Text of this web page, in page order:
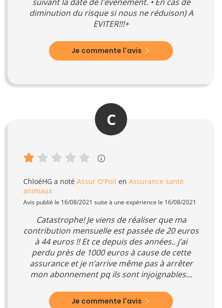
diminution du risque si nous ne réduison) A
EVITER!!!+
Je commente l'avis
C
ChloéHG a noté Assur O'Poil en Assurance santé
animaux
Avis publié le 16/08/2021 suite à une expérience le 16/08/2021
Catastrophe! Je viens de réaliser que ma
contribution mensuelle est passée de 20 euros
à 44 euros !! Et ce depuis des années.. j’ai
perdu près de 1000 euros à cause de cette
assurance et je n’arrive même pas à arrêter
mon abonnement pq ils sont injoignables…
Je commente l'avis